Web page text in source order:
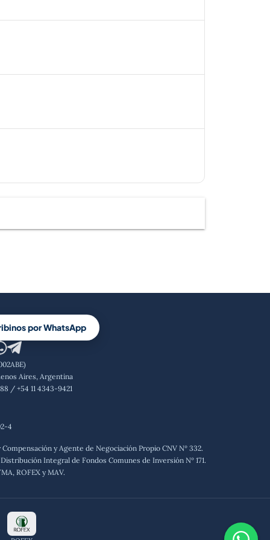
por WhatsApp
Aires, Argentina
/ +54 11 4343-9421
4
y Agente de Negociación Propio CNV Nº 332.
Integral de Fondos Comunes de Inversión Nº 171.
ROFEX y MAV.